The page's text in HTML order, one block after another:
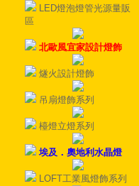
LED燈泡燈管光源量販
區
北歐風宜家設計燈飾
燧火設計燈飾
吊扇燈飾系列
檯燈立燈系列
埃及．奧地利水晶燈
LOFT工業風燈飾系列